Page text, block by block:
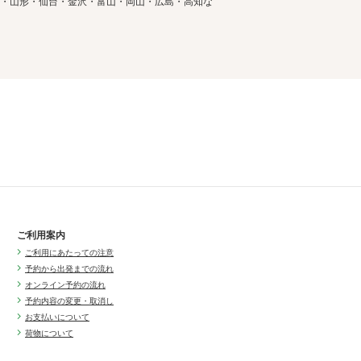
ご利用案内
ご利用にあたっての注意
予約から出発までの流れ
オンライン予約の流れ
予約内容の変更・取消し
お支払いについて
荷物について